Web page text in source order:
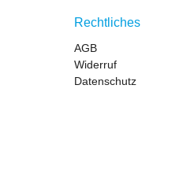
Rechtliches
AGB
Widerruf
Datenschutz